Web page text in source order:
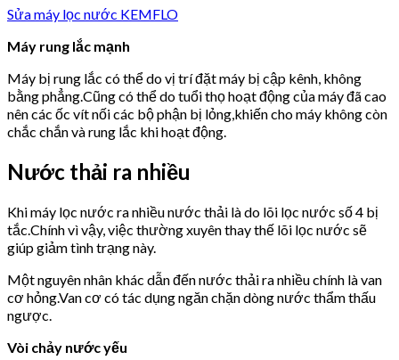
Sửa máy lọc nước KEMFLO
Máy rung lắc mạnh
Máy bị rung lắc có thể do vị trí đặt máy bị cập kênh, không
bằng phẳng.Cũng có thể do tuổi thọ hoạt động của máy đã cao
nên các ốc vít nối các bộ phận bị lỏng,khiến cho máy không còn
chắc chắn và rung lắc khi hoạt động.
Nước thải ra nhiều
Khi máy lọc nước ra nhiều nước thải là do lõi lọc nước số 4 bị
tắc.Chính vì vậy, việc thường xuyên thay thế lõi lọc nước sẽ
giúp giảm tình trạng này.
Một nguyên nhân khác dẫn đến nước thải ra nhiều chính là van
cơ hỏng.Van cơ có tác dụng ngăn chặn dòng nước thẩm thấu
ngược.
Vòi chảy nước yếu